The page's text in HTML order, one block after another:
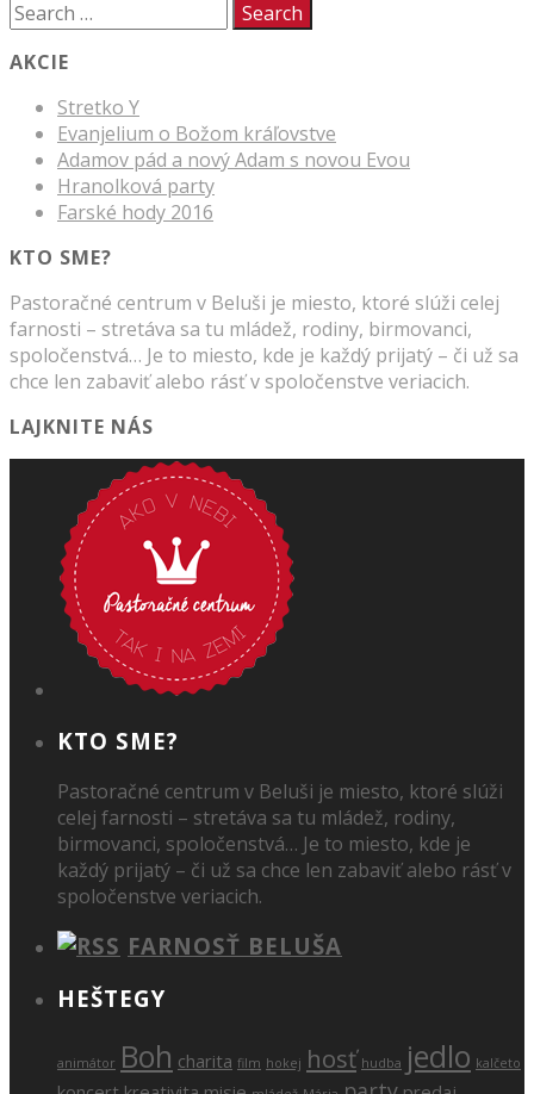
AKCIE
Stretko Y
Evanjelium o Božom kráľovstve
Adamov pád a nový Adam s novou Evou
Hranolková party
Farské hody 2016
KTO SME?
Pastoračné centrum v Beluši je miesto, ktoré slúži celej
farnosti – stretáva sa tu mládež, rodiny, birmovanci,
spoločenstvá… Je to miesto, kde je každý prijatý – či už sa
chce len zabaviť alebo rásť v spoločenstve veriacich.
LAJKNITE NÁS
KTO SME?
Pastoračné centrum v Beluši je miesto, ktoré slúži
celej farnosti – stretáva sa tu mládež, rodiny,
birmovanci, spoločenstvá… Je to miesto, kde je
každý prijatý – či už sa chce len zabaviť alebo rásť v
spoločenstve veriacich.
FARNOSŤ BELUŠA
HEŠTEGY
animátor Boh charita film hokej hosť hudba jedlo kalčeto